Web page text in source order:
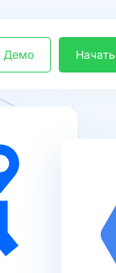
Демо